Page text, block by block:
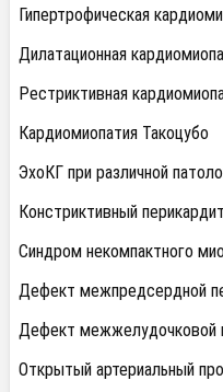
Гипертрофическая
Дилатационная
Рестриктивная
Кардиомиопатия Такоцубо
ЭхоКГ при различной
Констриктивный перикардит
Синдром некомпактного
Дефект межпредсердной
Дефект межжелудочковой
Открытый артериальный